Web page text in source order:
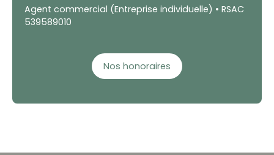
Agent commercial (Entreprise individuelle) • RSAC
539589010
Nos honoraires